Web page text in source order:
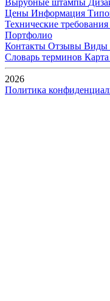
Цены Информация
Технические требования
Портфолио
Контакты Отзывы Виды
Словарь терминов Карта
2026
Политика